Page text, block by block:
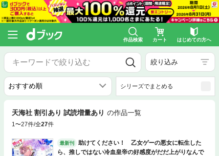
作品検索 カート はじめての方へ
絞り込み
シリーズでまとめる
天海社 割引あり 試読増量あり の作品一覧
1〜27件/全27件
最新刊
助けてください！ 乙女ゲーの悪女に転生した
ら、推しではない冷血皇帝の好感度がだだ上がりなんで